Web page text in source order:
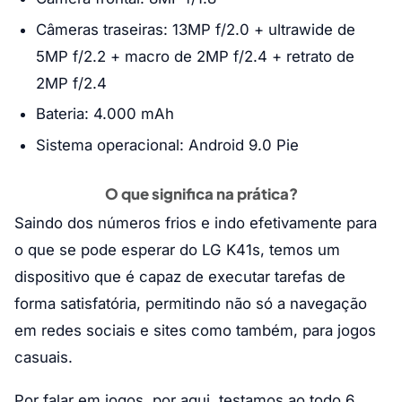
Câmeras traseiras: 13MP f/2.0 + ultrawide de
5MP f/2.2 + macro de 2MP f/2.4 + retrato de
2MP f/2.4
Bateria: 4.000 mAh
Sistema operacional: Android 9.0 Pie
O que significa na prática?
Saindo dos números frios e indo efetivamente para
o que se pode esperar do LG K41s, temos um
dispositivo que é capaz de executar tarefas de
forma satisfatória, permitindo não só a navegação
em redes sociais e sites como também, para jogos
casuais.